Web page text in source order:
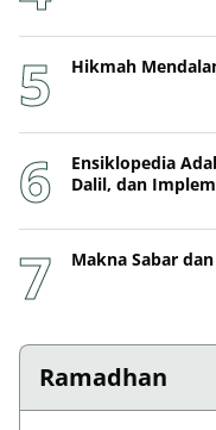
Hikmah
Ensiklopedia
Dalil, dan
Makna Sabar
Ramadhan